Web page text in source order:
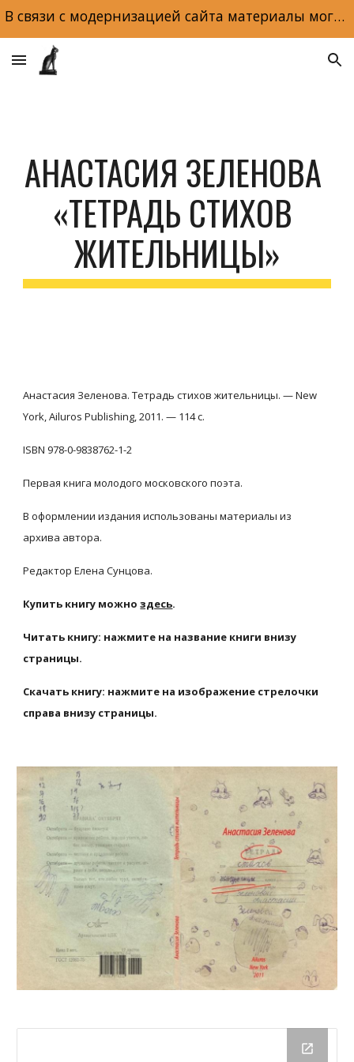
Skip to main content Skip to navigation
В связи с модернизацией сайта материалы могут отображаться некорректно. Макеты и обложки книг доступны по ссылке на главной странице сайта.
АНАСТАСИЯ ЗЕЛЕНОВА
«ТЕТРАДЬ СТИХОВ
ЖИТЕЛЬНИЦЫ»
Анастасия Зеленова. Тетрадь стихов жительницы. — New
York, Ailuros Publishing, 2011. — 114 с.
ISBN 978-0-9838762-1-2
Первая книга молодого московского поэта.
В оформлении издания использованы материалы из
архива автора.
Редактор Елена Сунцова.
Купить книгу можно здесь.
Читать книгу: нажмите на название книги внизу
страницы.
Скачать книгу: нажмите на изображение стрелочки
справа внизу страницы.